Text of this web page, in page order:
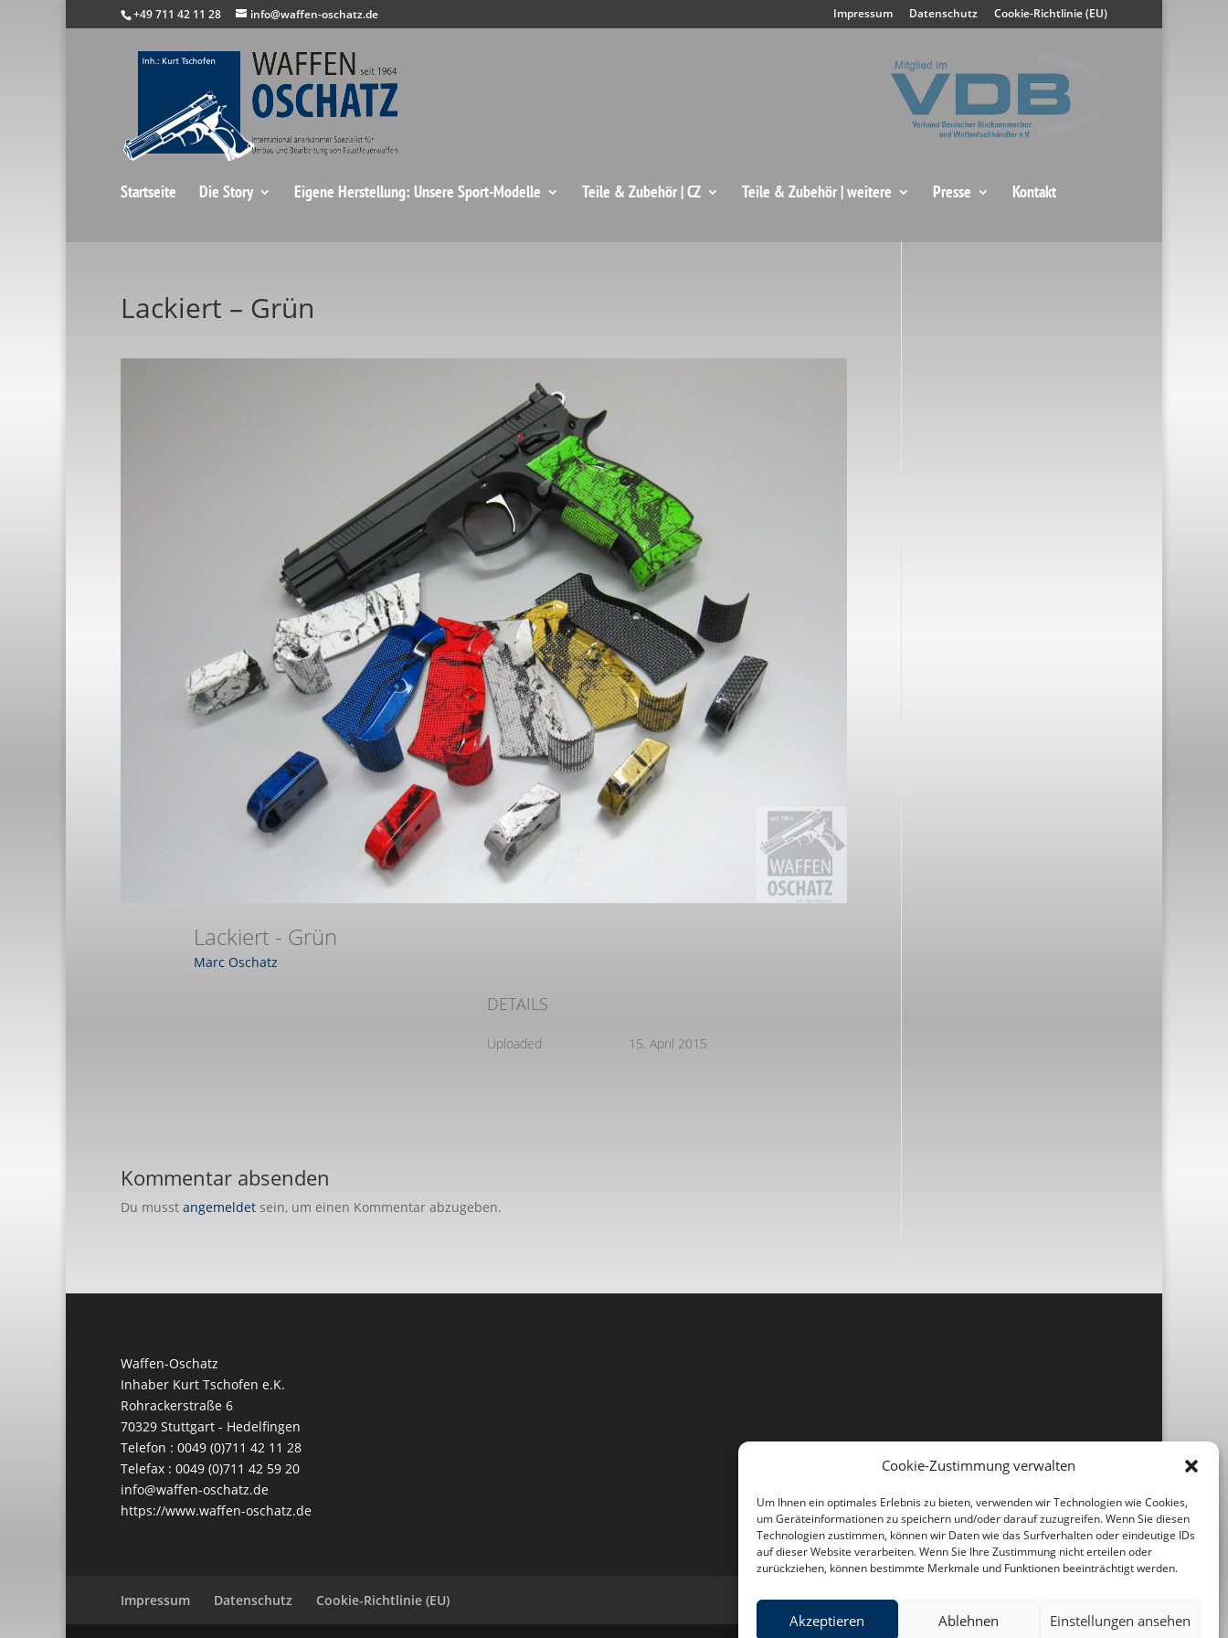
Cookie-Zustimmung verwalten
Um Ihnen ein optimales Erlebnis zu bieten, verwenden wir Technologien wie Cookies,
um Geräteinformationen zu speichern und/oder darauf zuzugreifen. Wenn Sie diesen
Technologien zustimmen, können wir Daten wie das Surfverhalten oder eindeutige IDs
auf dieser Website verarbeiten. Wenn Sie Ihre Zustimmung nicht erteilen oder
zurückziehen, können bestimmte Merkmale und Funktionen beeinträchtigt werden.
Akzeptieren Ablehnen Einstellungen ansehen
+49 711 42 11 28 info@waffen-oschatz.de Impressum Datenschutz Cookie-Richtlinie (EU)
Startseite Die Story Eigene Herstellung: Unsere Sport-Modelle Teile & Zubehör | CZ Teile & Zubehör | weitere Presse Kontakt
Lackiert – Grün
Lackiert - Grün
Marc Oschatz
DETAILS
Uploaded 15. April 2015
Kommentar absenden
Du musst angemeldet sein, um einen Kommentar abzugeben.
Waffen-Oschatz
Inhaber Kurt Tschofen e.K.
Rohrackerstraße 6
70329 Stuttgart - Hedelfingen
Telefon : 0049 (0)711 42 11 28
Telefax : 0049 (0)711 42 59 20
info@waffen-oschatz.de
https://www.waffen-oschatz.de
Impressum Datenschutz Cookie-Richtlinie (EU)